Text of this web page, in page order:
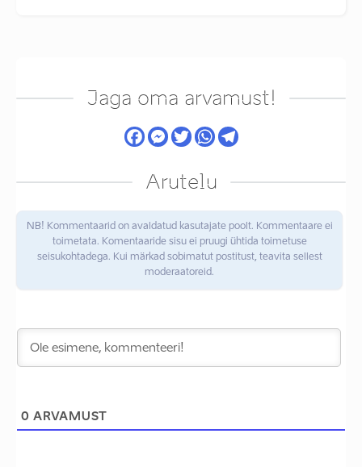
Jaga oma arvamust!
Arutelu
NB! Kommentaarid on avaldatud kasutajate poolt. Kommentaare ei
toimetata. Komentaaride sisu ei pruugi ühtida toimetuse
seisukohtadega. Kui märkad sobimatut postitust, teavita sellest
moderaatoreid.
0 ARVAMUST